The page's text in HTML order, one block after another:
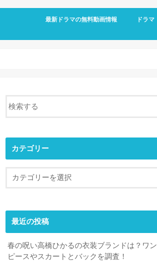
最新ドラマの無料動画情報 ドラマ
カテゴリー
最近の投稿
春の呪い高橋ひかるの衣装ブランドは？ワン
ピースやスカートとバックを調査！